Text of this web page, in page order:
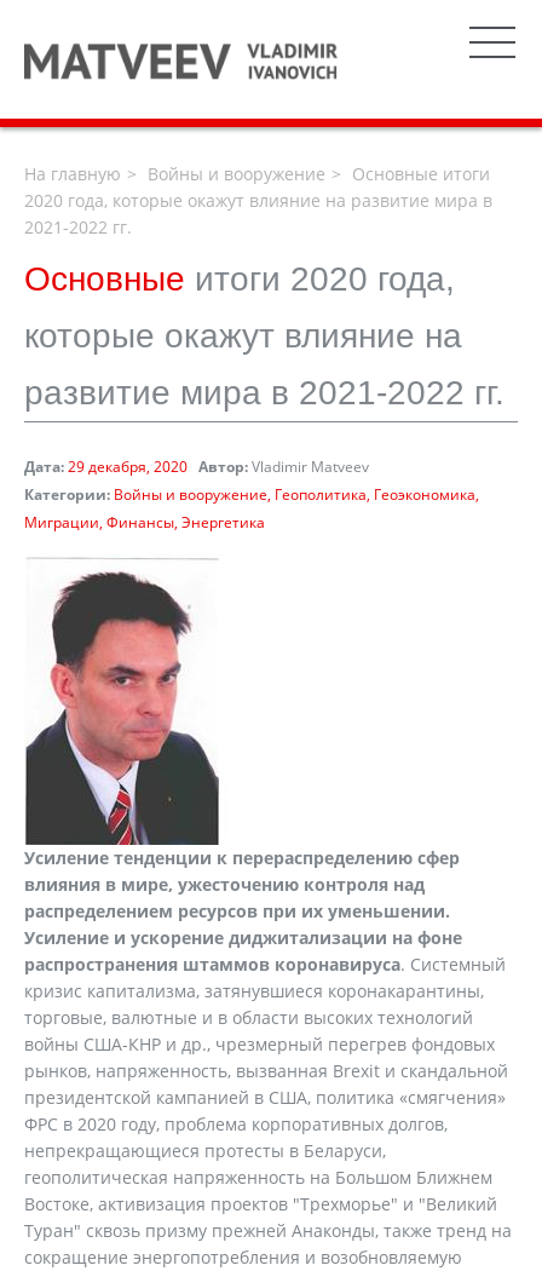
На главную Войны и вооружение
Основные итоги
2020 года, которые окажут влияние на развитие мира в
2021-2022 гг.
Основные итоги 2020 года,
которые окажут влияние на
развитие мира в 2021-2022 гг.
Дата:29 декабря, 2020 Автор:Vladimir Matveev
Категории: Войны и вооружение Геополитика Геоэкономика
Миграции Финансы Энергетика
Усиление тенденции к перераспределению сфер
влияния в мире, ужесточению контроля над
распределением ресурсов при их уменьшении.
Усиление и ускорение диджитализации на фоне
распространения штаммов коронавируса. Системный
кризис капитализма, затянувшиеся коронакарантины,
торговые, валютные и в области высоких технологий
войны США-КНР и др., чрезмерный перегрев фондовых
рынков, напряженность, вызванная Brexit и скандальной
президентской кампанией в США, политика «смягчения»
ФРС в 2020 году, проблема корпоративных долгов,
непрекращающиеся протесты в Беларуси,
геополитическая напряженность на Большом Ближнем
Востоке, активизация проектов "Трехморье" и "Великий
Туран" сквозь призму прежней Анаконды, также тренд на
сокращение энергопотребления и возобновляемую